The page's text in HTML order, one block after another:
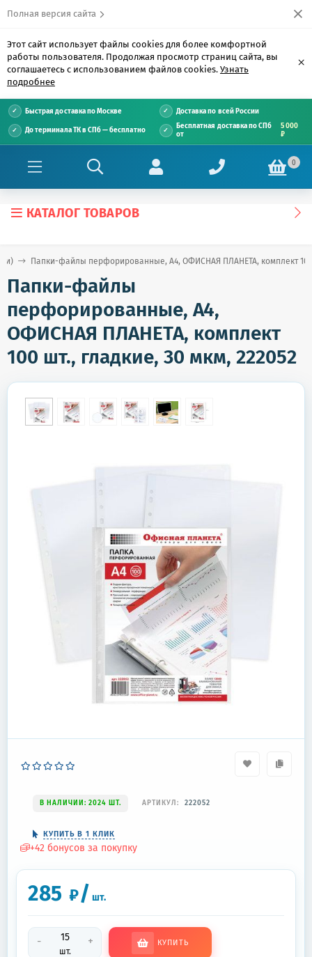
Полная версия сайта
Этот сайт использует файлы cookies для более комфортной
работы пользователя. Продолжая просмотр страниц сайта, вы
соглашаетесь с использованием файлов cookies. Узнать
подробнее
×
Быстрая доставка по Москве Доставка по всей России
До терминала ТК в СПб — бесплатно
Бесплатная доставка по СПб
от
5 000
₽
0
КАТАЛОГ ТОВАРОВ
Папки-файлы перфорированные, А4, ОФИСНАЯ ПЛАНЕТА, комплект 100
Папки-файлы
перфорированные, А4,
ОФИСНАЯ ПЛАНЕТА, комплект
100 шт., гладкие, 30 мкм, 222052
В НАЛИЧИИ: 2024 ШТ. АРТИКУЛ: 222052
КУПИТЬ В 1 КЛИК
+42 бонусов за покупку
285 ₽/ шт.
-
шт.
+ КУПИТЬ